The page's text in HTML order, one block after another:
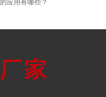
应用有哪些？